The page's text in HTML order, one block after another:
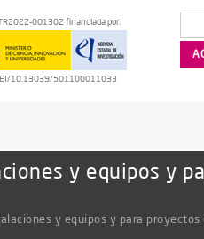
001302 financiada por:
10.13039/501100011033
y equipos y
y equipos y para